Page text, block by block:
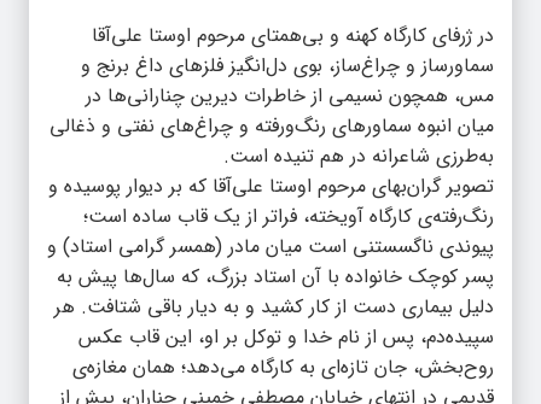
در ژرفای کارگاه کهنه و بی‌همتای مرحوم اوستا علی‌آقا
سماورساز و چراغ‌ساز، بوی دل‌انگیز فلزهای داغ برنج و
مس، همچون نسیمی از خاطرات دیرین چنارانی‌ها در
میان انبوه سماورهای رنگ‌و‌رفته و چراغ‌های نفتی و ذغالی
به‌طرزی شاعرانه در هم تنیده است.
تصویر گران‌بهای مرحوم اوستا علی‌آقا که بر دیوار پوسیده و
رنگ‌رفته‌ی کارگاه آویخته، فراتر از یک قاب ساده است؛
پیوندی ناگسستنی است میان مادر (همسر گرامی استاد) و
پسر کوچک خانواده با آن استاد بزرگ، که سال‌ها پیش به
دلیل بیماری دست از کار کشید و به دیار باقی شتافت. هر
سپیده‌دم، پس از نام خدا و توکل بر او، این قاب عکس
روح‌بخش، جان تازه‌ای به کارگاه می‌دهد؛ همان مغازه‌ی
قدیمی در انتهای خیابان مصطفی خمینی چناران، پیش از